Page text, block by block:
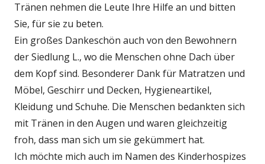
Tränen nehmen die Leute Ihre Hilfe an und bitten
Sie, für sie zu beten.
Ein großes Dankeschön auch von den Bewohnern
der Siedlung L., wo die Menschen ohne Dach über
dem Kopf sind. Besonderer Dank für Matratzen und
Möbel, Geschirr und Decken, Hygieneartikel,
Kleidung und Schuhe. Die Menschen bedankten sich
mit Tränen in den Augen und waren gleichzeitig
froh, dass man sich um sie gekümmert hat.
Ich möchte mich auch im Namen des Kinderhospizes